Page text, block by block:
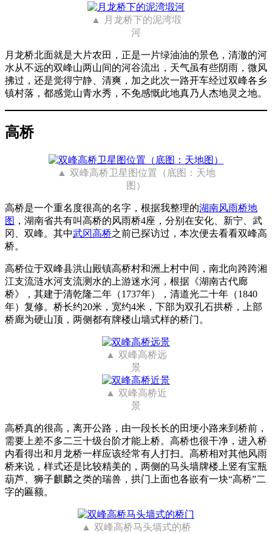
月龙桥下的泥湾塅
河
月龙桥北面就是大片农田，正是一片绿油油的景色，清澈的河
水从不远的双峰山两山间的河谷流出，天气虽有些阴雨，微风
拂过，还是觉得宁静、清爽，加之此次一路开车经过双峰各乡
镇村落，都感觉山青水秀，不免感慨此地真乃人杰地灵之地。
高桥
双峰高桥卫星图位置（底图：天地
图）
高桥是一个重名度很高的名字，根据我整理的湖南风雨桥地
图 ，湖南省共有叫高桥的风雨桥4座，分别在安化、新宁、武
冈、双峰。其中武冈高桥之前已探访过，本次便去看看双峰高
桥。
高桥位于双峰县洪山殿镇高桥村和洲上村中间，南北向跨跨湘
江支流涟水河支流测水的上游迷水河，根据《湖南古代廊
桥》，其建于清乾隆二年（1737年），清道光二十年（1840
年）复修。桥长约20米，宽约4米，下部为双孔石拱桥，上部
桥廊为硬山顶，两侧都有牌楼山墙式样的桥门。
双峰高桥远
景
双峰高桥近
景
高桥真的很高，离开公路，由一段长长的田埂小路来到桥前，
需要上差不多二三十级台阶才能上桥。高桥也很干净，进入桥
内看得出和月龙桥一样应该经常有人打扫。高桥相对其他风雨
桥来说，样式还是比较精美的，两侧的马头墙牌楼上竖有宝瓶
葫芦、狮子麒麟之类的瑞兽，拱门上面也各嵌有一块“高桥”二
字的匾额。
双峰高桥马头墙式的桥